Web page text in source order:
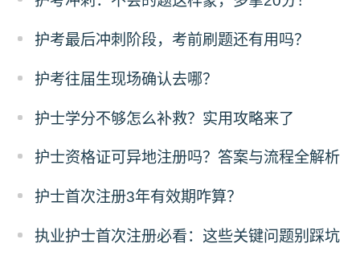
护考最后冲刺阶段，考前刷题还有用吗？
​护考往届生现场确认去哪？
护士学分不够怎么补救？实用攻略来了
护士资格证可异地注册吗？答案与流程全解析
护士首次注册3年有效期咋算？
执业护士首次注册必看：这些关键问题别踩坑